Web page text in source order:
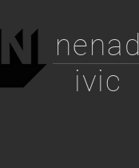
nenad
ivic